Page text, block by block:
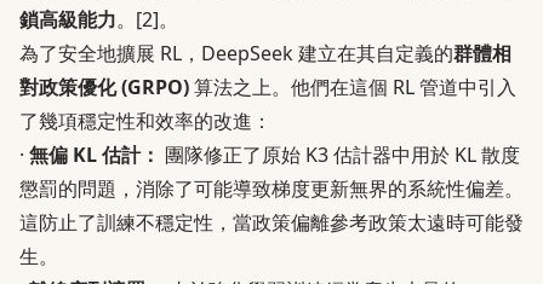
鎖高級能力。 [2]。
為了安全地擴展 RL，DeepSeek 建立在其自定義的群體相
對政策優化 (GRPO)算法之上。他們在這個 RL 管道中引入
了幾項穩定性和效率的改進：
· 無偏 KL 估計： 團隊修正了原始 K3 估計器中用於 KL 散度
懲罰的問題，消除了可能導致梯度更新無界的系統性偏差。
這防止了訓練不穩定性，當政策偏離參考政策太遠時可能發
生。